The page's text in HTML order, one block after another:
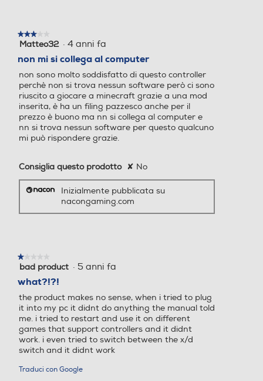
★★★★★
★★★★★
3
5
stelle.
Matteo32 · 4 anni fa
non mi si collega al computer
non sono molto soddisfatto di questo controller
perchè non si trova nessun software però ci sono
riuscito a giocare a minecraft grazie a una mod
inserita, è ha un filing pazzesco anche per il
prezzo è buono ma nn si collega al computer e
nn si trova nessun software per questo qualcuno
mi può rispondere grazie.
Consiglia questo prodotto ✘ No
Inizialmente pubblicata su
nacongaming.com
★★★★★
★★★★★
1
5
stelle.
bad product · 5 anni fa
what?!?!
the product makes no sense, when i tried to plug
it into my pc it didnt do anything the manual told
me. i tried to restart and use it on different
games that support controllers and it didnt
work. i even tried to switch between the x/d
switch and it didnt work
Traduci con Google